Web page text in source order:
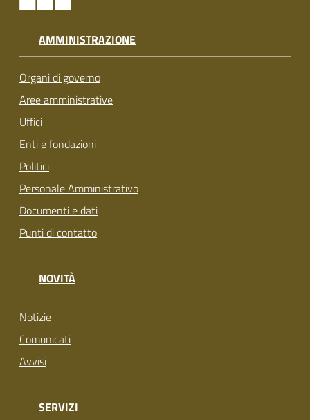
AMMINISTRAZIONE
Organi di governo
Aree amministrative
Uffici
Enti e fondazioni
Politici
Personale Amministrativo
Documenti e dati
Punti di contatto
NOVITÀ
Notizie
Comunicati
Avvisi
SERVIZI